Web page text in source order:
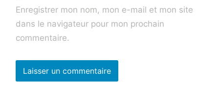
Enregistrer mon nom, mon e-mail et mon site
dans le navigateur pour mon prochain
commentaire.